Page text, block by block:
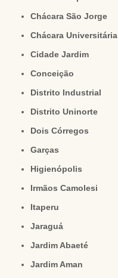
Chácara São Jorge
Chácara Universitária
Cidade Jardim
Conceição
Distrito Industrial
Distrito Uninorte
Dois Córregos
Garças
Higienópolis
Irmãos Camolesi
Itaperu
Jaraguá
Jardim Abaeté
Jardim Aman